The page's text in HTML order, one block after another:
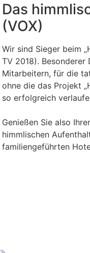
Das
(VOX)
Wir sind Sieger beim
TV 2018). Besonderer
Mitarbeitern, für die
ohne die das Projekt
so erfolgreich
Genießen Sie also
himmlischen
familiengeführten